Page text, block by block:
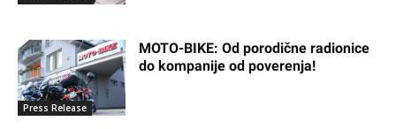
Press Release
MOTO-BIKE: Od porodične radionice
do kompanije od poverenja!